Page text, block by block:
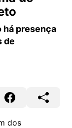
há presença
de
dos